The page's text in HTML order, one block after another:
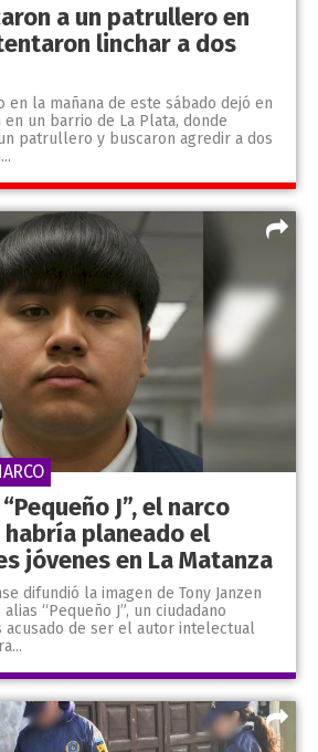
a un patrullero en
linchar a dos
en la mañana de este sábado dejó en
un barrio de La Plata, donde
patrullero y buscaron agredir a dos
J”, el narco
planeado el
jóvenes en La Matanza
difundió la imagen de Tony Janzen
“Pequeño J”, un ciudadano
acusado de ser el autor intelectual